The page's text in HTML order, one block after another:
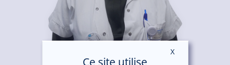
Ce site utilise
XMasquer le